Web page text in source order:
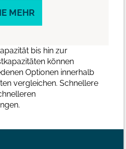
MEHR
bis hin zur
können
Optionen innerhalb
vergleichen. Schnellere